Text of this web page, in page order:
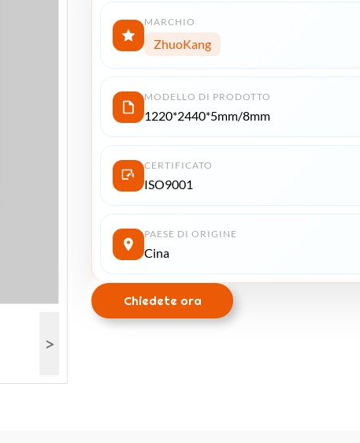
>
MARCHIO
ZhuoKang
MODELLO DI PRODOTTO
1220*2440*5mm/8mm
CERTIFICATO
ISO9001
PAESE DI ORIGINE
Cina
Chiedete ora